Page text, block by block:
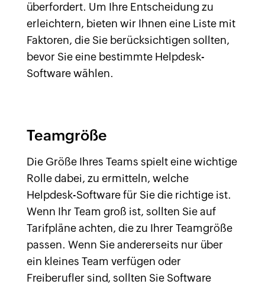
überfordert. Um Ihre Entscheidung zu
erleichtern, bieten wir Ihnen eine Liste mit
Faktoren, die Sie berücksichtigen sollten,
bevor Sie eine bestimmte Helpdesk-
Software wählen.
Teamgröße
Die Größe Ihres Teams spielt eine wichtige
Rolle dabei, zu ermitteln, welche
Helpdesk-Software für Sie die richtige ist.
Wenn Ihr Team groß ist, sollten Sie auf
Tarifpläne achten, die zu Ihrer Teamgröße
passen. Wenn Sie andererseits nur über
ein kleines Team verfügen oder
Freiberufler sind, sollten Sie Software